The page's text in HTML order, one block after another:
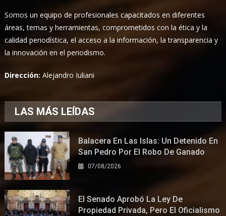
Somos un equipo de profesionales capacitados en diferentes
áreas, temas y herramientas, comprometidos con la ética y la
calidad periodística, el acceso a la información, la transparencia y
la innovación en el periodismo.
Dirección:Alejandro Iuliani
LAS MÁS LEÍDAS
Balacera En Las Islas: Un Detenido En
San Pedro Por El Robo De Ganado
07/08/2026
El Senado Aprobó La Ley De
Propiedad Privada, Pero El Oficialismo